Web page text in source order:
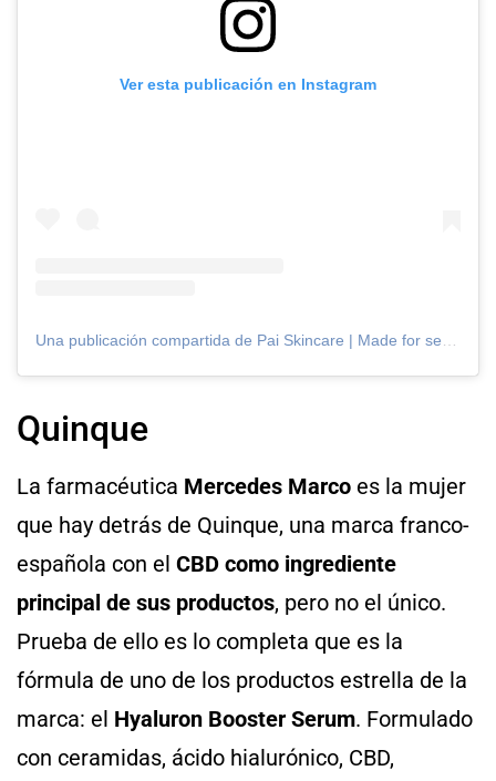
Ver esta publicación en Instagram
Quinque
La farmacéutica Mercedes Marco es la mujer
que hay detrás de Quinque, una marca franco-
española con el CBD como ingrediente
principal de sus productos, pero no el único.
Prueba de ello es lo completa que es la
fórmula de uno de los productos estrella de la
marca: el Hyaluron Booster Serum. Formulado
con ceramidas, ácido hialurónico, CBD,